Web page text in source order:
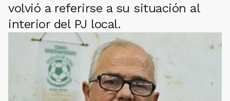
volvió a referirse a su situación al
interior del PJ local.